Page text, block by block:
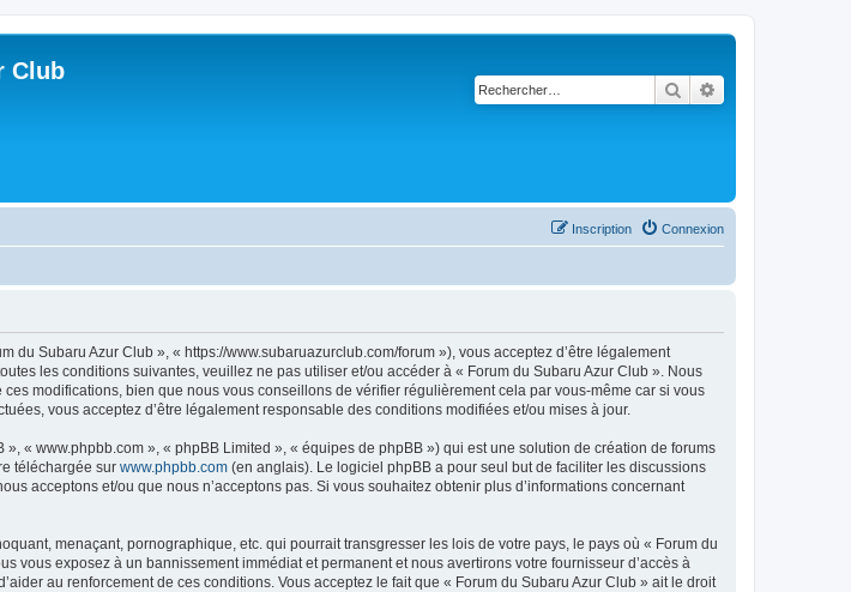
Club
Rechercher
Connexion
Inscription
Subaru Azur Club », « https://www.subaruazurclub.com/forum »), vous acceptez d’être légalement
les conditions suivantes, veuillez ne pas utiliser et/ou accéder à « Forum du Subaru Azur Club ». Nous
modifications, bien que nous vous conseillons de vérifier régulièrement cela par vous-même car si vous
vous acceptez d’être légalement responsable des conditions modifiées et/ou mises à jour.
« www.phpbb.com », « phpBB Limited », « équipes de phpBB ») qui est une solution de création de forums
téléchargée sur www.phpbb.com (en anglais). Le logiciel phpBB a pour seul but de faciliter les discussions
acceptons et/ou que nous n’acceptons pas. Si vous souhaitez obtenir plus d’informations concernant
menaçant, pornographique, etc. qui pourrait transgresser les lois de votre pays, le pays où « Forum du
exposez à un bannissement immédiat et permanent et nous avertirons votre fournisseur d’accès à
au renforcement de ces conditions. Vous acceptez le fait que « Forum du Subaru Azur Club » ait le droit